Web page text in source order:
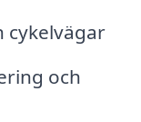
cykelvägar
och